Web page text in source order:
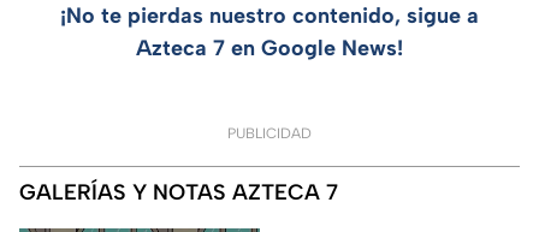
¡No te pierdas nuestro contenido, sigue a
Azteca 7 en Google News!
PUBLICIDAD
GALERÍAS Y NOTAS AZTECA 7